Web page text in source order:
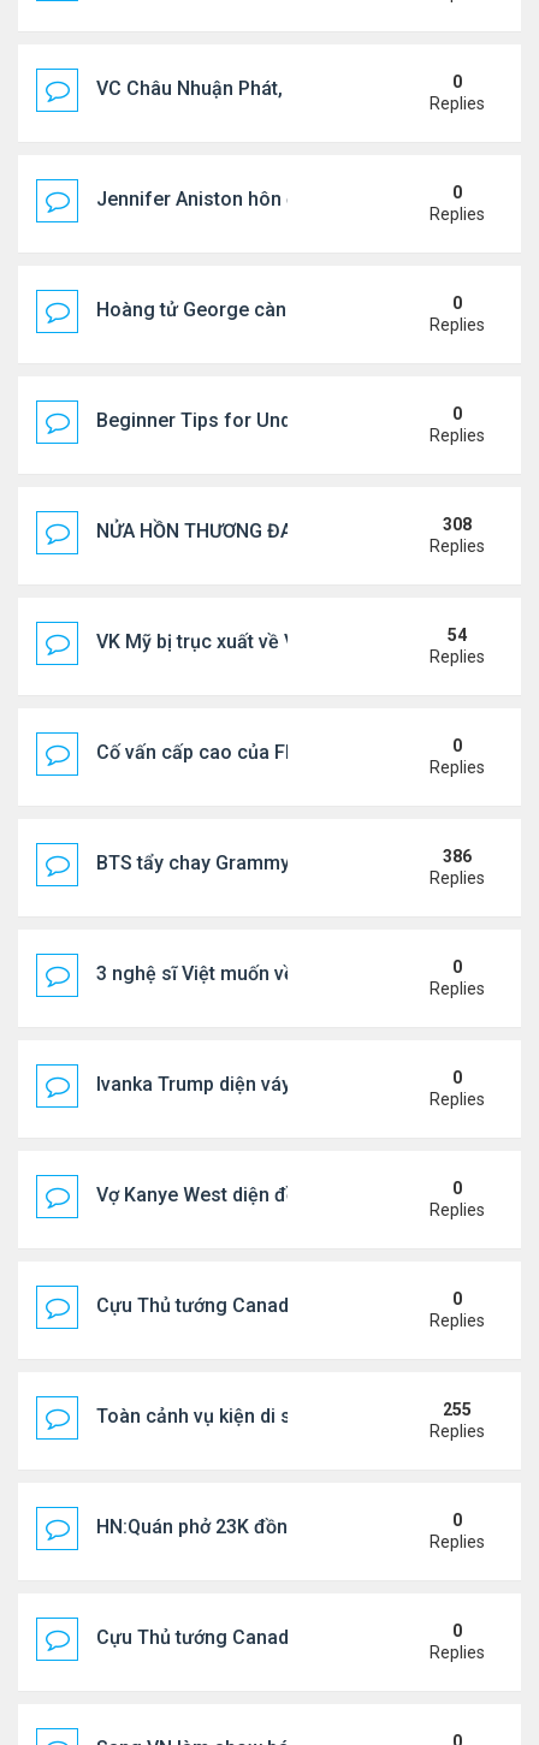
VC Châu Nhuận Phát, Lưu Gia Linh viếng vợ cũ ..
0
Replies
Jennifer Aniston hôn đắm đuối bạn trai trên du
0
Replies
Hoàng tử George càng lớn càng điển trai0
Replies
Beginner Tips for Understanding Diablo 4 Items
0
Replies
NỬA HỒN THƯƠNG ĐAU..
308
Replies
VK Mỹ bị trục xuất về VN sống ra sao
54
Replies
Cố vấn cấp cao của FIFA từ chức để phán đối
0
Replies
BTS tẩy chay Grammy
386
Replies
3 nghệ sĩ Việt muốn về VN nhưng số phận an bài
0
Replies
Ivanka Trump diện váy hở eo táo bạo, khoe vòng
0
Replies
Vợ Kanye West diện đồ xẻ bạo, dự tiệc ở đảo Ibiza
0
Replies
Cựu Thủ tướng Canada đắm đuối khóa môi Katy
0
Replies
Toàn cảnh vụ kiện di sản CNS VŨ LINH
255
Replies
HN:Quán phở 23K đồng một bát, 7 năm không
0
Replies
Cựu Thủ tướng Canada thoa kem chống nắng
0
Replies